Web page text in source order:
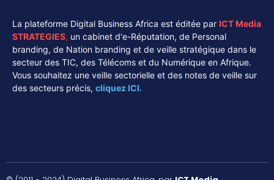
La plateforme Digital Business Africa est éditée par ICT Media
STRATEGIES, un cabinet d'e-Réputation, de Personal
branding, de Nation branding et de veille stratégique dans le
secteur des TIC, des Télécoms et du Numérique en Afrique.
Vous souhaitez une veille sectorielle et des notes de veille sur
des secteurs précis, cliquez ICI.